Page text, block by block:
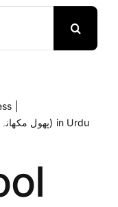
19 Phool Makhana Benefits (پھول مکھانہ کے فوائد) in Urdu